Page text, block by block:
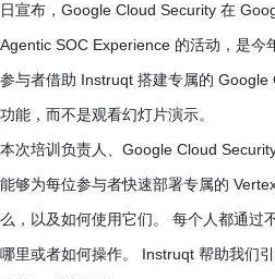
日宣布，Google Cloud Security 在
Agentic SOC Experience 的活动，是今
参与者借助 Instruqt 搭建专属的
功能，而不是观看幻灯片演示。
本次培训负责人、Google Cloud
能够为每位参与者快速部署专属的
么，以及如何使用它们。 每个人都通过
哪里或者如何操作。 Instruqt 帮助我们